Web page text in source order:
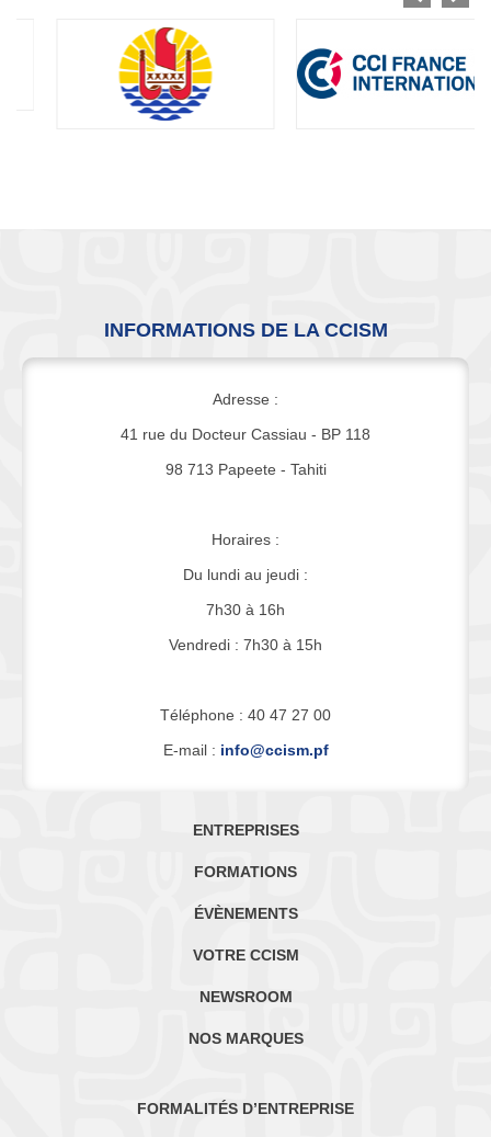
INFORMATIONS DE LA CCISM
Adresse :
41 rue du Docteur Cassiau - BP 118
98 713 Papeete - Tahiti
Horaires :
Du lundi au jeudi :
7h30 à 16h
Vendredi : 7h30 à 15h
Téléphone : 40 47 27 00
E-mail : info@ccism.pf
ENTREPRISES
FORMATIONS
ÉVÈNEMENTS
VOTRE CCISM
NEWSROOM
NOS MARQUES
FORMALITÉS D’ENTREPRISE